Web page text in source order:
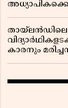
തായ്‌ലൻഡിലെ
കാരനും